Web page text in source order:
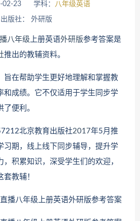
02-23 学科： 八年级英语
出版社： 外研版
八年级上册英语外研版参考答案是
推出的教辅资料。
旨在帮助学生更好地理解和掌握教
和成绩。它不仅适用于学生同步学
便利。
北京教育出版社2017年5月推
习期，线上线下同步辅导，提升学
积累知识，深受学生们的欢迎，
教辅！